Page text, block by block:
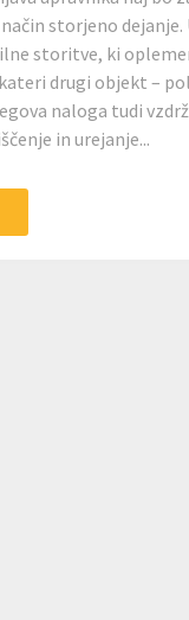
storjeno dejanje.
storitve, ki
drugi objekt –
naloga tudi
in urejanje...